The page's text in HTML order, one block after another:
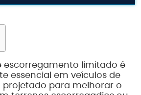
escorregamento limitado é
essencial em veículos de
projetado para melhorar o